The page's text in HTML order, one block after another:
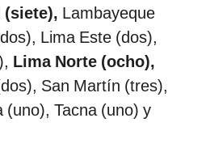
(siete), Lambayeque
Lima Este (dos),
Lima Norte (ocho),
San Martín (tres),
(uno), Tacna (uno) y